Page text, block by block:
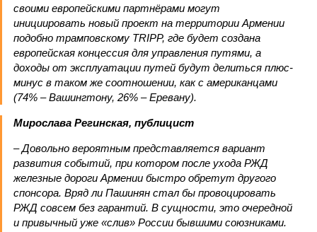
своими европейскими партнёрами могут
инициировать новый проект на территории Армении
подобно трамповскому TRIPP, где будет создана
европейская концессия для управления путями, а
доходы от эксплуатации путей будут делиться плюс-
минус в таком же соотношении, как с американцами
(74% – Вашингтону, 26% – Еревану).
Мирослава Регинская, публицист
– Довольно вероятным представляется вариант
развития событий, при котором после ухода РЖД
железные дороги Армении быстро обретут другого
спонсора. Вряд ли Пашинян стал бы провоцировать
РЖД совсем без гарантий. В сущности, это очередной
и привычный уже «слив» России бывшими союзниками.